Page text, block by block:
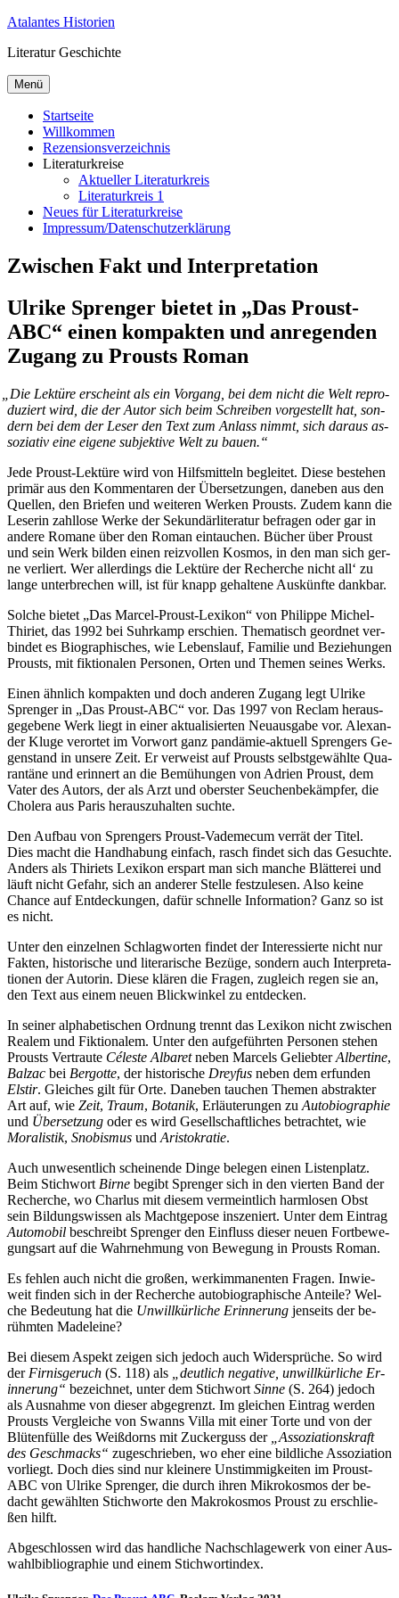
Zum
springen
Atalantes Historien
Literatur Geschichte
Menü
Startseite
Willkommen
Rezensionsverzeichnis
Literaturkreise
Aktueller Literaturkreis
Literaturkreis 1
Neues für Literaturkreise
Impressum/Datenschutzerklärung
Zwischen Fakt und Interpretation
Ulrike Sprenger bietet in „Das Proust-
ABC“ einen kompakten und anregenden
Zugang zu Prousts Roman
Die Lek­tü­re er­scheint als ein Vor­gang, bei dem nicht die Welt re­pro­
du­ziert wird, die der Au­tor sich beim Schrei­ben vor­ge­stellt hat, son­
dern bei dem der Le­ser den Text zum An­lass nimmt, sich dar­aus as­
so­zia­tiv ei­ne ei­ge­ne sub­jek­ti­ve Welt zu bauen.“
Je­de Proust-Lek­tü­re wird von Hilfs­mit­teln be­glei­tet. Die­se be­stehen
pri­mär aus den Kom­men­ta­ren der Über­set­zun­gen, da­ne­ben aus den
Quel­len, den Brie­fen und wei­te­ren Wer­ken Prousts. Zu­dem kann die
Le­se­rin zahl­lo­se Wer­ke der Se­kun­där­li­te­ra­tur be­fra­gen oder gar in
an­de­re Ro­ma­ne über den Ro­man ein­tau­chen. Bü­cher über Proust
und sein Werk bil­den ei­nen reiz­vol­len Kos­mos, in den man sich ger­
ne ver­liert. Wer al­ler­dings die Lek­tü­re der Re­cher­che nicht all‘ zu
lan­ge un­ter­bre­chen will, ist für knapp ge­hal­te­ne Aus­künf­te dankbar.
Sol­che bie­tet „Das Mar­cel-Proust-Le­xi­kon“ von Phil­ip­pe Mi­chel-
Thi­riet, das 1992 bei Suhr­kamp er­schien. The­ma­tisch ge­ord­net ver­
bin­det es Bio­gra­phi­sches, wie Le­bens­lauf, Fa­mi­lie und Be­zie­hun­gen
Prousts, mit fik­tio­na­len Per­so­nen, Or­ten und The­men sei­nes Werks.
Ei­nen ähn­lich kom­pak­ten und doch an­de­ren Zu­gang legt Ul­ri­ke
Spren­ger in „Das Proust-ABC“ vor. Das 1997 von Re­clam her­aus­
ge­ge­be­ne Werk liegt in ei­ner ak­tua­li­sier­ten Neu­aus­ga­be vor. Alex­an­
der Klu­ge ver­or­tet im Vor­wort ganz pan­dä­mie-ak­tu­ell Spren­gers Ge­
gen­stand in un­se­re Zeit. Er ver­weist auf Prousts selbst­ge­wähl­te Qua­
ran­tä­ne und er­in­nert an die Be­mü­hun­gen von Adri­en Proust, dem
Va­ter des Au­tors, der als Arzt und obers­ter Seu­chen­be­kämp­fer, die
Cho­le­ra aus Pa­ris her­aus­zu­hal­ten suchte.
Den Auf­bau von Spren­gers Proust-Va­de­me­cum ver­rät der Ti­tel.
Dies macht die Hand­ha­bung ein­fach, rasch fin­det sich das Ge­such­te.
An­ders als Thi­riets Le­xi­kon er­spart man sich man­che Blät­te­rei und
läuft nicht Ge­fahr, sich an an­de­rer Stel­le fest­zu­le­sen. Al­so kei­ne
Chan­ce auf Ent­de­ckun­gen, da­für schnel­le In­for­ma­ti­on? Ganz so ist
es nicht.
Un­ter den ein­zel­nen Schlag­wor­ten fin­det der In­ter­es­sier­te nicht nur
Fak­ten, his­to­ri­sche und li­te­ra­ri­sche Be­zü­ge, son­dern auch In­ter­pre­ta­
tio­nen der Au­torin. Die­se klä­ren die Fra­gen, zu­gleich re­gen sie an,
den Text aus ei­nem neu­en Blick­win­kel zu entdecken.
In sei­ner al­pha­be­ti­schen Ord­nung trennt das Le­xi­kon nicht zwi­schen
Rea­lem und Fik­tio­na­lem. Un­ter den auf­ge­führ­ten Per­so­nen ste­hen
Prousts Ver­trau­te Cé­les­te Al­ba­retne­ben Mar­cels Ge­lieb­terAl­ber­ti­ne,
Bal­zac bei Berg­ot­te, der his­to­ri­sche Drey­fus ne­ben dem er­fun­den
Elstir. Glei­ches gilt für Or­te. Da­ne­ben tau­chen The­men abs­trak­ter
Art auf, wie Zeit, Traum, Bo­ta­nik, Er­läu­te­run­gen zu Au­to­bio­gra­phie
und Über­set­zung oder es wird Ge­sell­schaft­li­ches be­trach­tet, wie
Mo­ra­lis­tik, Sno­bis­mus und Aris­to­kra­tie.
Auch un­we­sent­lich schei­nen­de Din­ge be­le­gen ei­nen Lis­ten­platz.
Beim Stich­wort Bir­ne be­gibt Spren­ger sich in den vier­ten Band der
Re­cher­che, wo Char­lus mit die­sem ver­meint­lich harm­lo­sen Obst
sein Bil­dungs­wis­sen als Macht­ge­po­se in­sze­niert. Un­ter dem Ein­trag
Au­to­mo­bil be­schreibt Spren­ger den Ein­fluss die­ser neu­en Fort­be­we­
gungs­art auf die Wahr­neh­mung von Be­we­gung in Prousts Roman.
Es feh­len auch nicht die gro­ßen, werk­im­ma­nen­ten Fra­gen. In­wie­
weit fin­den sich in der Re­cher­che au­to­bio­gra­phi­sche An­tei­le? Wel­
che Be­deu­tung hat die Un­will­kür­li­che Er­in­ne­rung jen­seits der be­
rühm­ten Madeleine?
Bei die­sem Aspekt zei­gen sich je­doch auch Wi­der­sprü­che. So wird
der Fir­nis­ge­ruch (S. 118) als
„deut­lich ne­ga­ti­ve, un­will­kür­li­che Er­
in­ne­rung“ be­zeich­net, un­ter dem Stich­wort Sin­ne (S. 264) je­doch
als Aus­nah­me von die­ser ab­ge­grenzt. Im glei­chen Ein­trag wer­den
Prousts Ver­glei­che von Swanns Vil­la mit ei­ner Tor­te und von der
Blü­ten­fül­le des Weiß­dorns mit Zu­cker­guss der
„As­so­zia­ti­ons­kraft
des Ge­schmacks“ zu­ge­schrie­ben, wo eher ei­ne bild­li­che As­so­zia­ti­on
vor­liegt. Doch dies sind nur klei­ne­re Un­stim­mig­kei­ten im Proust-
ABC von Ul­ri­ke Spren­ger, die durch ih­ren Mi­kro­kos­mos der be­
dacht ge­wähl­ten Stich­wor­te den Ma­kro­kos­mos Proust zu er­schlie­
ßen hilft.
Ab­ge­schlos­sen wird das hand­li­che Nach­schla­ge­werk von ei­ner Aus­
wahl­bi­blio­gra­phie und ei­nem Stichwortindex.